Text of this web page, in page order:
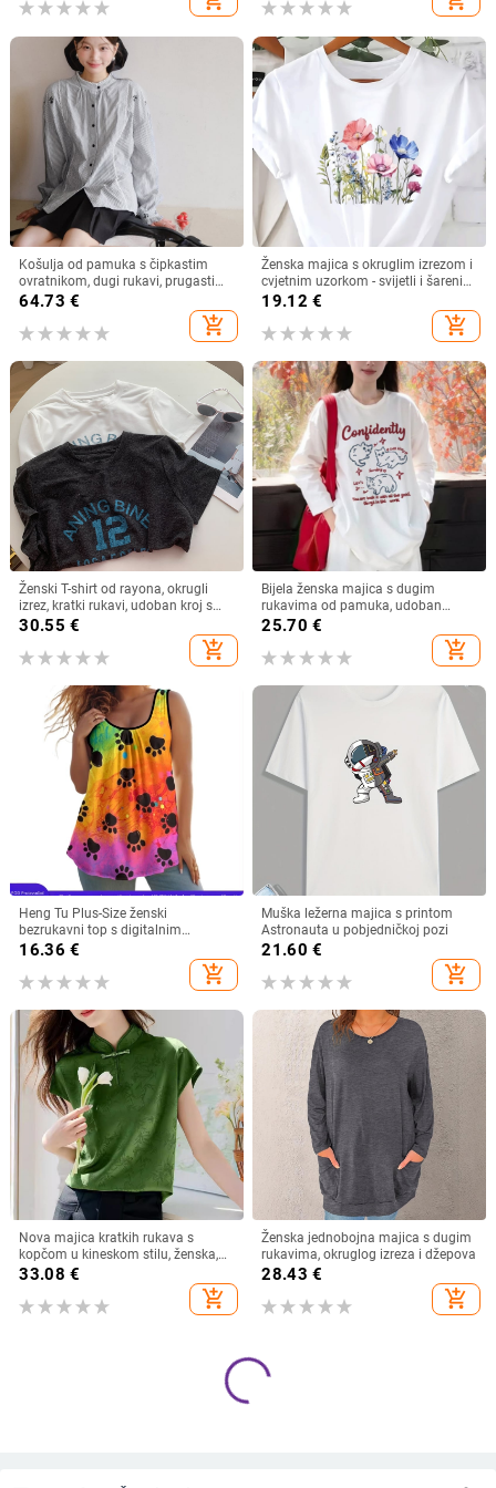
Košulja od pamuka s čipkastim
ovratnikom, dugi rukavi, prugasti
uzorak
64.73 €
add_shopping_cart
Ženska majica s okruglim izrezom i
cvjetnim uzorkom - svijetli i šareni
cvjetni uzorak, prozračna rastezljiva
tkanina, periva u perilici rublja
19.12 €
add_shopping_cart
Ženski T-shirt od rayona, okrugli
izrez, kratki rukavi, udoban kroj s
printom slova
30.55 €
add_shopping_cart
Bijela ženska majica s dugim
rukavima od pamuka, udoban
slobodan kroj, za jesen-zimu 2025
25.70 €
add_shopping_cart
Heng Tu Plus-Size ženski
bezrukavni top s digitalnim
životinjskim printom, poliester,
okrugli izrez, slobodan kroj, ljeto
16.36 €
add_shopping_cart
Muška ležerna majica s printom
Astronauta u pobjedničkoj pozi
21.60 €
add_shopping_cart
Nova majica kratkih rukava s
kopčom u kineskom stilu, ženska,
ljeto 2024., nova zelena majica
kratkih rukava u kineskom stilu,
Design Sense Top
33.08 €
add_shopping_cart
Ženska jednobojna majica s dugim
rukavima, okruglog izreza i džepova
28.43 €
add_shopping_cart